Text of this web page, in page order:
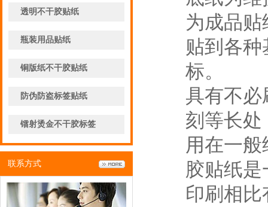
透明不干胶贴纸
瓶装用品贴纸
铜版纸不干胶贴纸
防伪防盗标签贴纸
镭射烫金不干胶标签
联系方式
为成品
贴到各
标。
具有不
刻等长
用在一
胶贴纸
印刷相